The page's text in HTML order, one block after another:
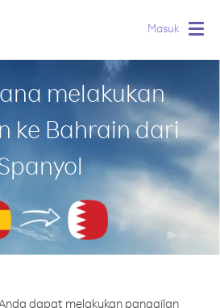
Masuk
melakukan
ke Bahrain dari
dapat melakukan panggilan